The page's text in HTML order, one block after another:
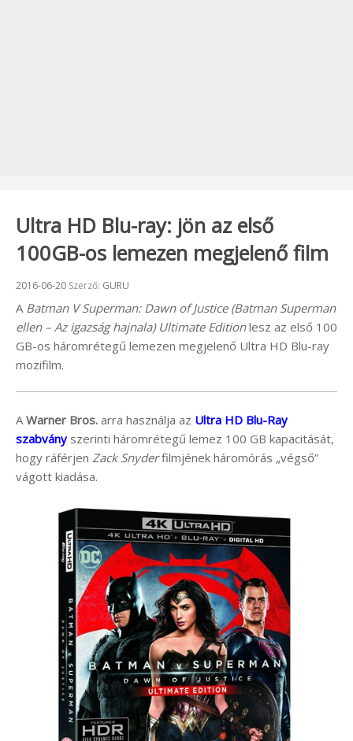
Ultra HD Blu-ray: jön az első
100GB-os lemezen megjelenő film
Beküldve:
2016-06-20 Szerző: GURU
A Batman V Superman: Dawn of Justice (Batman Superman
ellen – Az igazság hajnala) Ultimate Editionlesz az első 100
GB-os háromrétegű lemezen megjelenő Ultra HD Blu-ray
mozifilm.
A Warner Bros. arra használja az Ultra HD Blu-Ray
szabványszerinti háromrétegű lemez 100 GB kapacitását,
hogy ráférjen Zack Snyderfilmjének háromórás „végső”
vágott kiadása.